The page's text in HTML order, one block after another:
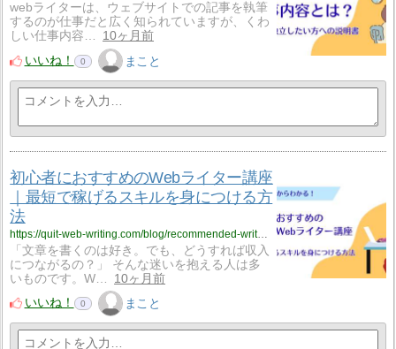
webライターは、ウェブサイトでの記事を執筆
するのが仕事だと広く知られていますが、くわ
しい仕事内容…
10ヶ月前
いいね！
0 まこと
初心者におすすめのWebライター講座
｜最短で稼げるスキルを身につける方
法
https://quit-web-writing.com/blog/recommended-writer-courses/
「文章を書くのは好き。でも、どうすれば収入
につながるの？」 そんな迷いを抱える人は多
いものです。W…
10ヶ月前
いいね！
0 まこと